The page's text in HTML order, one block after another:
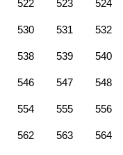
522 523 524
530 531 532
538 539 540
546 547 548
554 555 556
562 563 564